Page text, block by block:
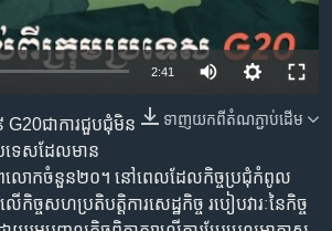
2:41
ទាញ​យក​ពី​តំណភ្ជាប់​ដើម
​G20ជា​ការជួបជុំ​មិន​
ប្រទេស​ដែល​មាន​
ពលោក​ចំនួន​២០។ នៅពេល​ដែល​កិច្ចប្រជុំ​កំពូល​
លើ​កិច្ចសហប្រតិបត្តិការ​សេដ្ឋកិច្ច​ របៀបវារៈ​នៃកិច្ច